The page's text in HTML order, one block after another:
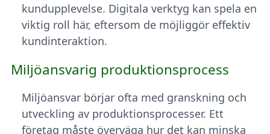
kundupplevelse. Digitala verktyg kan spela en
viktig roll här, eftersom de möjliggör effektiv
kundinteraktion.
Miljöansvarig produktionsprocess
Miljöansvar börjar ofta med granskning och
utveckling av produktionsprocesser. Ett
företag måste överväga hur det kan minska